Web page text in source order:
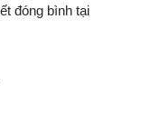
đóng bình tại